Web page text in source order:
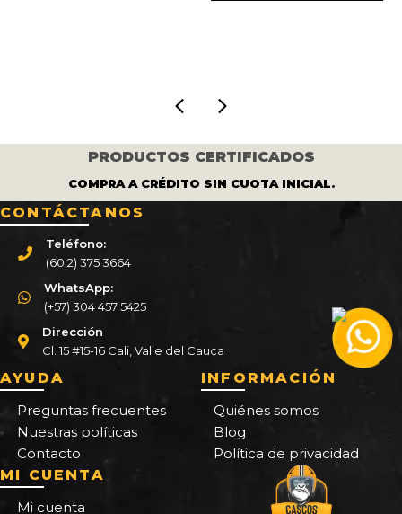
PRODUCTOS CERTIFICADOS
COMPRA A CRÉDITO SIN CUOTA INICIAL.
CONTÁCTANOS
Teléfono:
(60 2) 375 3664
WhatsApp:
(+57) 304 457 5425
Dirección
Cl. 15 #15-16 Cali, Valle del Cauca
AYUDA
Preguntas frecuentes
Nuestras políticas
Contacto
INFORMACIÓN
Quiénes somos
Blog
Política de privacidad
MI CUENTA
Mi cuenta